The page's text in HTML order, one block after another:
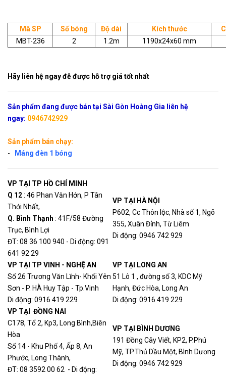
Mã SP Số bóng Độ dài Kích thước
MBT-236
2 1.2m 1190x24x60 mm
Hãy liên hệ ngay đễ được hỗ trợ giá tốt nhất
Sản phẩm đang được bán tại Sài Gòn Hoàng Gia liên hệ
ngay: 0946742929
Sản phẩm bán chạy:
-
Máng đèn 1 bóng
VP TẠI TP HỒ CHÍ MINH
Q 12: 46 Phan Văn Hớn, P Tân
Thới Nhất,
Q. Bình Thạn h : 41F/58 Đường
Trục, Bình Lợi
ĐT: 08 36 100 940 - Di động: 091
641 92 29
VP TẠI HÀ NỘI
P602, Cc Thôn lộc, Nhà số 1, Ngõ
355, Xuân Đỉnh, Từ Liêm
Di động: 0946 742 929
VP TẠI TP VINH - NGHỆ AN
Số 26 Trương Văn Lĩnh- Khối Yên
Sơn - P. HÀ Huy Tập - Tp.Vinh
Di động: 0916 419 229
VP TẠI LONG AN
51 Lô 1 , đường số 3, KDC Mỹ
Hạnh, Đức Hòa, Long An
Di động: 0916 419 229
VP TẠI ĐỒNG NAI
C178, Tổ 2, Kp3, Long Bình,Biên
Hòa
Số 14 - Khu Phố 4, Ấp 8, An
Phước, Long Thành,
ĐT: 08 3592 00 62 - Di động:
VP TẠI BÌNH DƯƠNG
191 Đồng Cây Viết, KP2, P.Phú
Mỹ, TP.Thủ Dầu Một, Bình Dương
Di động: 0946 742 929